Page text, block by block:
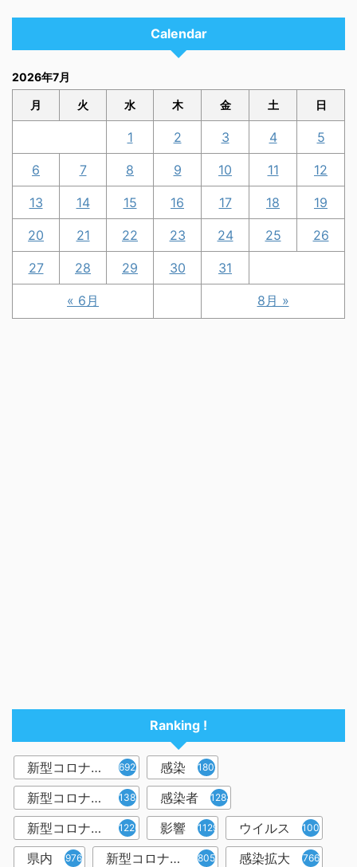
Calendar
2026年7月
月 火 水 木 金 土 日
« 6月 8月 »
1 2 3 4 5
6 7 8 9 10 11 12
13 14 15 16 17 18 19
20 21 22 23 24 25 26
27 28 29 30 31
Ranking !
新型コロナウイルス 6921 感染 1809
新型コロナウィルス 1382 感染者 1283
新型コロナウイルス感染症 1226 影響 1129 ウイルス 1001
県内 976 新型コロナウイルス感染 805 感染拡大 766